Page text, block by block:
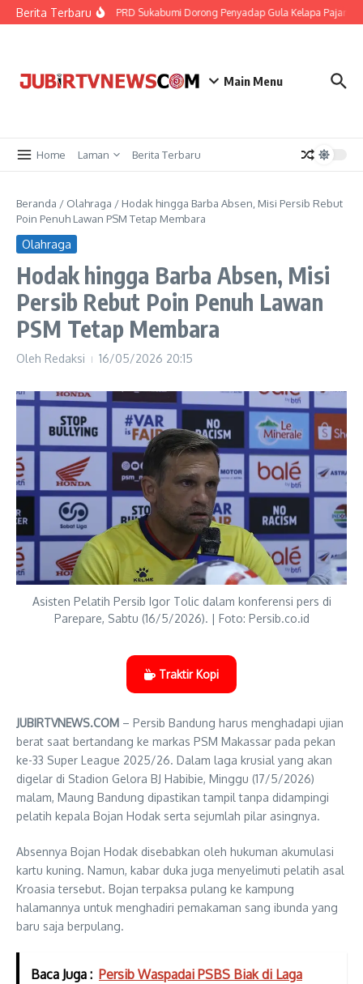
Berita Terbaru
Udar Diri DPRD Sukabumi Dorong Penyadap Gula Kelapa
Main Menu
Home Laman Berita Terbaru
Beranda / Olahraga / Hodak hingga Barba Absen, Misi Persib Rebut
Poin Penuh Lawan PSM Tetap Membara
Olahraga
Hodak hingga Barba Absen, Misi
Persib Rebut Poin Penuh Lawan
PSM Tetap Membara
Oleh Redaksi 16/05/2026 20:15
Asisten Pelatih Persib Igor Tolic dalam konferensi pers di
Parepare, Sabtu (16/5/2026). | Foto: Persib.co.id
Traktir Kopi
JUBIRTVNEWS.COM – Persib Bandung harus menghadapi ujian
berat saat bertandang ke markas PSM Makassar pada pekan
ke-33 Super League 2025/26. Dalam laga krusial yang akan
digelar di Stadion Gelora BJ Habibie, Minggu (17/5/2026)
malam, Maung Bandung dipastikan tampil tanpa didampingi
pelatih kepala Bojan Hodak serta sejumlah pilar asingnya.
Absennya Bojan Hodak disebabkan oleh hukuman akumulasi
kartu kuning. Namun, kabar duka juga menyelimuti pelatih asal
Kroasia tersebut. Bojan terpaksa pulang ke kampung
halamannya untuk menghadiri pemakaman sang ibunda yang
baru saja berpulang.
Baca Juga : Persib Waspadai PSBS Biak di Laga